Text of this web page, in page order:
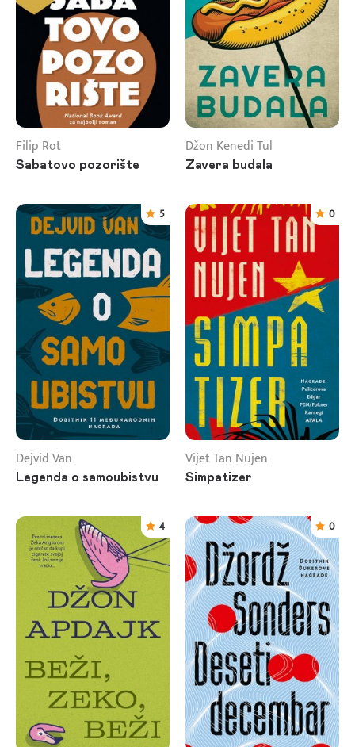
Filip Rot
Sabatovo pozorište
Džon Kenedi Tul
Zavera budala
5
Dejvid Van
Legenda o samoubistvu
0
Vijet Tan Nujen
Simpatizer
4 0